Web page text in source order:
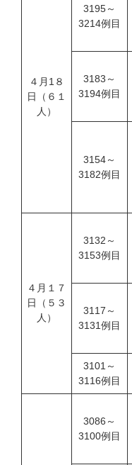
４月1８
日（６１
人）
3195～
3214例目
3183～
3194例目
3154～
3182例目
４月１７
日（５３
人）
3132～
3153例目
3117～
3131例目
3101～
3116例目
3086～
3100例目